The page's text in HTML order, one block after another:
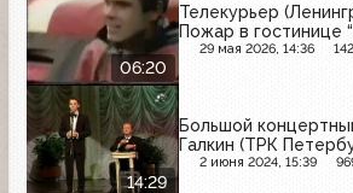
06:20
Телекурьер
Пожар в гостинице
29 мая 2026, 14:36 142
14:29
Большой
Галкин (ТРК
2 июня 2024, 15:39